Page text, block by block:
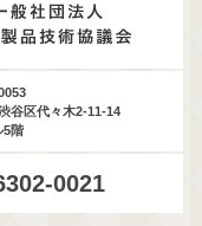
谷区代々木2-11-14
5階
0021